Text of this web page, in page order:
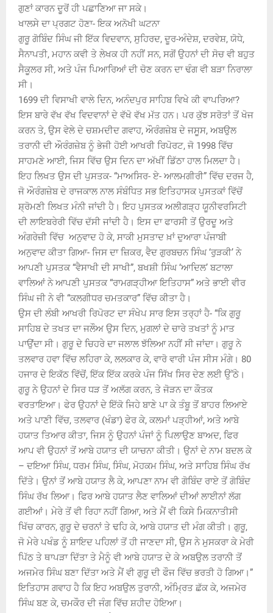
ਗੁਣਾਂ ਕਾਰਨ ਦੂਰੋਂ ਹੀ ਪਛਾਣਿਆ ਜਾ ਸਕੇ।
ਖਾਲਸੇ ਦਾ ਪ੍ਰਗਟ ਹੋਣਾ- ਇਕ ਅਨੋਖੀ ਘਟਨਾ
ਗੁਰੂ ਗੋਬਿੰਦ ਸਿੰਘ ਜੀ ਇੱਕ ਵਿਦਵਾਨ, ਸੁਹਿਰਦ, ਦੂਰ-ਅੰਦੇਸ਼, ਦਰਵੇਸ਼, ਯੋਧੇ,
ਸੈਨਾਪਤੀ, ਮਹਾਨ ਕਵੀ ਤੇ ਲੇਖਕ ਹੀ ਨਹੀਂ ਸਨ, ਸਗੋਂ ਉਹਨਾਂ ਦੀ ਸੋਚ ਵੀ ਬਹੁਤ
ਸੈਕੂਲਰ ਸੀ, ਅਤੇ ਪੰਜ ਪਿਆਰਿਆਂ ਦੀ ਚੋਣ ਕਰਨ ਦਾ ਢੰਗ ਵੀ ਬੜਾ ਨਿਰਾਲਾ
ਸੀ।
1699 ਦੀ ਵਿਸਾਖੀ ਵਾਲੇ ਦਿਨ, ਅਨੰਦਪੁਰ ਸਾਹਿਬ ਵਿਖੇ ਕੀ ਵਾਪਰਿਆ?
ਇਸ ਬਾਰੇ ਵੱਖ ਵੱਖ ਵਿਦਵਾਨਾਂ ਦੇ ਵੱਖੋ ਵੱਖ ਮੱਤ ਹਨ। ਪਰ ਕੁੱਝ ਸਰੋਤਾਂ ਤੋਂ ਖੋਜ
ਕਰਨ ਤੇ, ਉਸ ਵੇਲੇ ਦੇ ਚਸ਼ਮਦੀਦ ਗਵਾਹ, ਔਰੰਗਜ਼ੇਬ ਦੇ ਜਸੂਸ, ਅਬਉਲ
ਤਰਾਨੀ ਦੀ ਔਰੰਗਜ਼ੇਬ ਨੂੰ ਭੇਜੀ ਹੋਈ ਆਖਰੀ ਰਿਪੋਰਟ, ਜੋ 1998 ਵਿੱਚ
ਸਾਹਮਣੇ ਆਈ, ਜਿਸ ਵਿੱਚ ਉਸ ਦਿਨ ਦਾ ਅੱਖੀਂ ਡਿੱਠਾ ਹਾਲ ਮਿਲਦਾ ਹੈ।
ਇਹ ਲਿਖਤ ਉਸ ਦੀ ਪੁਸਤਕ- “ਮਾਅਸਿਰ- ਏ- ਆਲਮਗੀਰੀ” ਵਿੱਚ ਦਰਜ ਹੈ,
ਜੋ ਔਰੰਗਜ਼ੇਬ ਦੇ ਰਾਜਕਾਲ ਨਾਲ ਸੰਬੰਧਿਤ ਸਭ ਇਤਿਹਾਸਕ ਪੁਸਤਕਾਂ ਵਿੱਚੋਂ
ਸ਼੍ਰੋਮਣੀ ਲਿਖਤ ਮੰਨੀ ਜਾਂਦੀ ਹੈ। ਇਹ ਪੁਸਤਕ ਅਲੀਗੜ੍ਹ ਯੂਨੀਵਰਸਿਟੀ
ਦੀ ਲਾਇਬਰੇਰੀ ਵਿੱਚ ਦੱਸੀ ਜਾਂਦੀ ਹੈ। ਇਸ ਦਾ ਫਾਰਸੀ ਤੋਂ ਉਰਦੂ ਅਤੇ
ਅੰਗਰੇਜ਼ੀ ਵਿੱਚ ਅਨੁਵਾਦ ਹੋ ਕੇ, ਸਾਕੀ ਮੁਸਤਾਦ ਖ਼ਾਂ ਦੁਆਰਾ ਪੰਜਾਬੀ
ਅਨੁਵਾਦ ਕੀਤਾ ਗਿਆ- ਜਿਸ ਦਾ ਜ਼ਿਕਰ, ਵੈਦ ਗੁਰਬਚਨ ਸਿੰਘ ‘ਰੁੜਕੀ’ ਨੇ
ਆਪਣੀ ਪੁਸਤਕ “ਵੈਸਾਖੀ ਦੀ ਸਾਖੀ”, ਬਖਸ਼ੀ ਸਿੰਘ ‘ਆਦਿਲ’ ਬਟਾਲਾ
ਵਾਲਿਆਂ ਨੇ ਆਪਣੀ ਪੁਸਤਕ “ਰਾਮਗੜ੍ਹੀਆ ਇਤਿਹਾਸ” ਅਤੇ ਭਾਈ ਵੀਰ
ਸਿੰਘ ਜੀ ਨੇ ਵੀ “ਕਲਗੀਧਰ ਚਮਤਕਾਰ” ਵਿੱਚ ਕੀਤਾ ਹੈ।
ਉਸ ਦੀ ਲੰਬੀ ਆਖਰੀ ਰਿਪੋਰਟ ਦਾ ਸੰਖੇਪ ਸਾਰ ਇਸ ਤਰ੍ਹਾਂ ਹੈ- “ਕਿ ਗੁਰੂ
ਸਾਹਿਬ ਦੇ ਤਖਤ ਦਾ ਜਲੌਅ ਉਸ ਦਿਨ, ਮੁਗਲਾਂ ਦੇ ਚਾਰੇ ਤਖਤਾਂ ਨੂੰ ਮਾਤ
ਪਾਉਂਦਾ ਸੀ। ਗੁਰੂ ਦੇ ਚਿਹਰੇ ਦਾ ਜਲਾਲ ਝੱਲਿਆ ਨਹੀਂ ਸੀ ਜਾਂਦਾ। ਗੁਰੂ ਨੇ
ਤਲਵਾਰ ਹਵਾ ਵਿੱਚ ਲਹਿਰਾ ਕੇ, ਲਲਕਾਰ ਕੇ, ਵਾਰੋ ਵਾਰੀ ਪੰਜ ਸੀਸ ਮੰਗੇ। 80
ਹਜਾਰ ਦੇ ਇਕੱਠ ਵਿੱਚੋਂ, ਇੱਕ ਇੱਕ ਕਰਕੇ ਪੰਜ ਸਿੱਖ ਸਿਰ ਦੇਣ ਲਈ ਉੱਠੇ।
ਗੁਰੂ ਨੇ ਉਹਨਾਂ ਦੇ ਸਿਰ ਧੜ ਤੋਂ ਅਲੱਗ ਕਰਨ, ਤੇ ਜੋੜਨ ਦਾ ਕੌਤਕ
ਵਰਤਾਇਆ। ਫੇਰ ਉਹਨਾਂ ਦੇ ਇੱਕੋ ਜਿਹੇ ਬਾਣੇ ਪਾ ਕੇ ਤੰਬੂ ਤੋਂ ਬਾਹਰ ਲਿਆਏ
ਅਤੇ ਪਾਣੀ ਵਿੱਚ, ਤਲਵਾਰ (ਖੰਡਾ) ਫੇਰ ਕੇ, ਕਲਮਾਂ ਪੜ੍ਹੀਆਂ, ਅਤੇ ਆਬੇ
ਹਯਾਤ ਤਿਆਰ ਕੀਤਾ, ਜਿਸ ਨੂੰ ਉਹਨਾਂ ਪੰਜਾਂ ਨੂੰ ਪਿਲਾਉਣ ਬਾਅਦ, ਫਿਰ
ਆਪ ਵੀ ਉਹਨਾਂ ਤੋਂ ਆਬੇ ਹਯਾਤ ਦੀ ਯਾਚਨਾ ਕੀਤੀ। ਉਨਾਂ ਦੇ ਨਾਮ ਬਦਲ ਕੇ
– ਦਇਆ ਸਿੰਘ, ਧਰਮ ਸਿੰਘ, ਸਿੰਘ, ਮੋਹਕਮ ਸਿੰਘ, ਅਤੇ ਸਾਹਿਬ ਸਿੰਘ ਰੱਖ
ਦਿੱਤੇ। ਉਨਾਂ ਤੋਂ ਆਬੇ ਹਯਾਤ ਲੈ ਕੇ, ਆਪਣਾ ਨਾਮ ਵੀ ਗੋਬਿੰਦ ਰਾਏ ਤੋਂ ਗੋਬਿੰਦ
ਸਿੰਘ ਰੱਖ ਲਿਆ। ਫਿਰ ਆਬੇ ਹਯਾਤ ਲੈਣ ਵਾਲਿਆਂ ਦੀਆਂ ਲਾਈਨਾਂ ਲੱਗ
ਗਈਆਂ। ਮੇਰੇ ਤੋਂ ਵੀ ਰਿਹਾ ਨਹੀਂ ਗਿਆ, ਅਤੇ ਮੈਂ ਵੀ ਕਿਸੇ ਮਿਕਨਾਤੀਸੀ
ਖਿੱਚ ਕਾਰਨ, ਗੁਰੂ ਦੇ ਚਰਨਾਂ ਤੇ ਢਹਿ ਕੇ, ਆਬੇ ਹਯਾਤ ਦੀ ਮੰਗ ਕੀਤੀ। ਗੁਰੂ,
ਜੋ ਮੇਰੇ ਪਖੰਡ ਨੂੰ ਸ਼ਾਇਦ ਪਹਿਲਾਂ ਤੋਂ ਹੀ ਜਾਣਦਾ ਸੀ, ਉਸ ਨੇ ਮੁਸਕਰਾ ਕੇ ਮੇਰੀ
ਪਿੱਠ ਤੇ ਥਾਪੜਾ ਦਿੱਤਾ ਤੇ ਮੈਨੂੰ ਵੀ ਆਬੇ ਹਯਾਤ ਦੇ ਕੇ ਅਬਉਲ ਤਰਾਨੀ ਤੋਂ
ਅਜਮੇਰ ਸਿੰਘ ਬਣਾ ਦਿੱਤਾ ਅਤੇ ਮੈਂ ਵੀ ਗੁਰੂ ਦੀ ਫੌਜ ਵਿੱਚ ਭਰਤੀ ਹੋ ਗਿਆ।”
ਇਤਿਹਾਸ ਗਵਾਹ ਹੈ ਕਿ ਇਹ ਅਬਉਲ ਤੁਰਾਨੀ, ਅੰਮ੍ਰਿਤ ਛੱਕ ਕੇ, ਅਜਮੇਰ
ਸਿੰਘ ਬਣ ਕੇ, ਚਮਕੌਰ ਦੀ ਜੰਗ ਵਿੱਚ ਸ਼ਹੀਦ ਹੋਇਆ।